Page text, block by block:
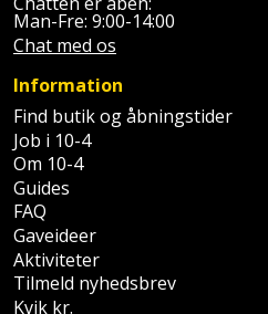
Skruetrækker
Skruetvinge
Slibeartikler
Smøring
og
rustopløser
Soldater
Linjelaser
Loddekolbe
Luftværktøj
Måleinstrumenter
Malersprøjte
Mejselhammer
Personlig
pleje
Plantekasser
Postkasse
Postkassestander
Prepping
Man-Fre: 9:00-14:00
Chat med os
Information
Find butik og åbningstider
Job i 10-4
Om 10-4
Guides
FAQ
Gaveideer
Aktiviteter
Tilmeld nyhedsbrev
Kvik kr.